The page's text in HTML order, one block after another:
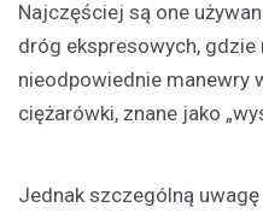
Najczęściej są one
dróg ekspresowych, gdzie
nieodpowiednie manewry
ciężarówki, znane jako
Jednak szczególną